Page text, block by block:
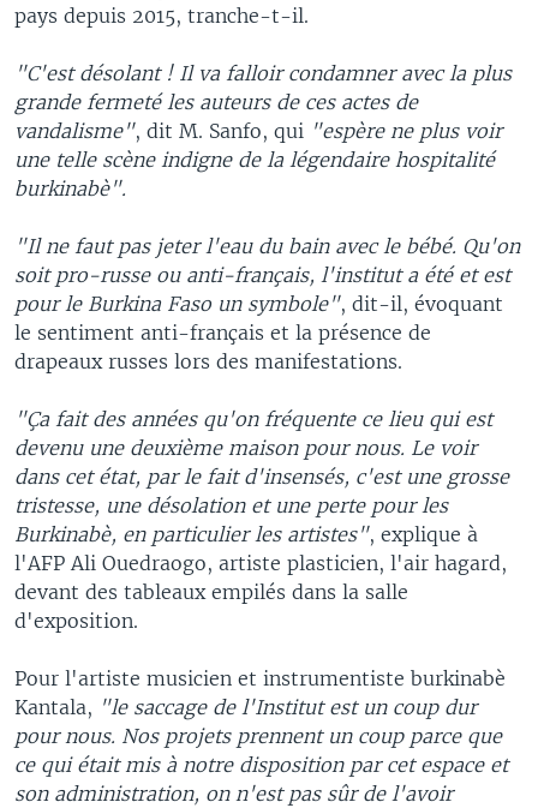
pays depuis 2015, tranche-t-il.
"C'est désolant ! Il va falloir condamner avec la plus
grande fermeté les auteurs de ces actes de
vandalisme", dit M. Sanfo, qui "espère ne plus voir
une telle scène indigne de la légendaire hospitalité
burkinabè".
"Il ne faut pas jeter l'eau du bain avec le bébé. Qu'on
soit pro-russe ou anti-français, l'institut a été et est
pour le Burkina Faso un symbole", dit-il, évoquant
le sentiment anti-français et la présence de
drapeaux russes lors des manifestations.
"Ça fait des années qu'on fréquente ce lieu qui est
devenu une deuxième maison pour nous. Le voir
dans cet état, par le fait d'insensés, c'est une grosse
tristesse, une désolation et une perte pour les
Burkinabè, en particulier les artistes", explique à
l'AFP Ali Ouedraogo, artiste plasticien, l'air hagard,
devant des tableaux empilés dans la salle
d'exposition.
Pour l'artiste musicien et instrumentiste burkinabè
Kantala, "le saccage de l'Institut est un coup dur
pour nous. Nos projets prennent un coup parce que
ce qui était mis à notre disposition par cet espace et
son administration, on n'est pas sûr de l'avoir